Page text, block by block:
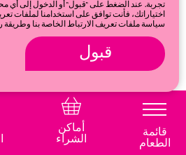
Privacy & cookie policy
أماكن
الشراء
قائمة
الطعام
تجربة. عند الضغط على "قبول" أو الدخول إلى أي
اختياراتك، فأنت توافق على استخدامنا لملفات
سياسة ملفات تعريف الارتباط الخاصة بنا
قبول